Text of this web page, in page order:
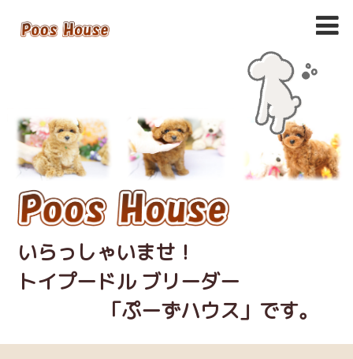
いらっしゃいませ！
トイプードル ブリーダー
「ぷーずハウス」です。